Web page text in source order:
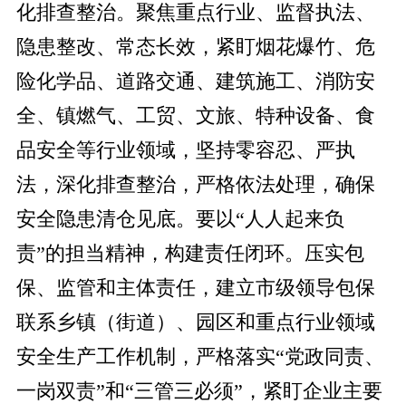
化排查整治。聚焦重点行业、监督执法、
隐患整改、常态长效，紧盯烟花爆竹、危
险化学品、道路交通、建筑施工、消防安
全、镇燃气、工贸、文旅、特种设备、食
品安全等行业领域，坚持零容忍、严执
法，深化排查整治，严格依法处理，确保
安全隐患清仓见底。要以“人人起来负
责”的担当精神，构建责任闭环。压实包
保、监管和主体责任，建立市级领导包保
联系乡镇（街道）、园区和重点行业领域
安全生产工作机制，严格落实“党政同责、
一岗双责”和“三管三必须”，紧盯企业主要